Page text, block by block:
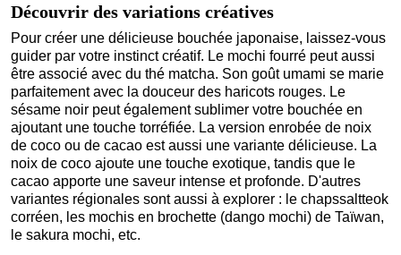
Découvrir des variations créatives
Pour créer une délicieuse bouchée japonaise, laissez-vous
guider par votre instinct créatif. Le mochi fourré peut aussi
être associé avec du thé matcha. Son goût umami se marie
parfaitement avec la douceur des haricots rouges. Le
sésame noir peut également sublimer votre bouchée en
ajoutant une touche torréfiée. La version enrobée de noix
de coco ou de cacao est aussi une variante délicieuse. La
noix de coco ajoute une touche exotique, tandis que le
cacao apporte une saveur intense et profonde. D'autres
variantes régionales sont aussi à explorer : le chapssaltteok
corréen, les mochis en brochette (dango mochi) de Taïwan,
le sakura mochi, etc.